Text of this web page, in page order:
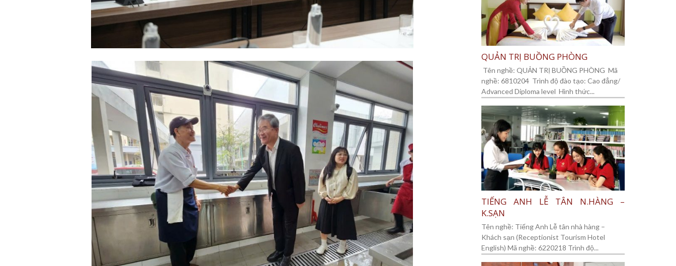
QUẢN TRỊ BUỒNG PHÒNG
Tên nghề: QUẢN TRỊ BUỒNG PHÒNG Mã
nghề: 6810204 Trình độ đào tạo: Cao đẳng/
Advanced Diploma level Hình thức...
TIẾNG ANH LỄ TÂN N.HÀNG –
K.SẠN
Tên nghề: Tiếng Anh Lễ tân nhà hàng –
Khách sạn (Receptionist Tourism Hotel
English) Mã nghề: 6220218 Trình độ...